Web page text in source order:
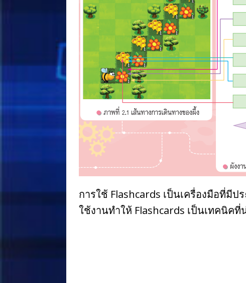
การใช้ Flashcards เป็นเครื่องมือที่มี
ใช้งานทำให้ Flashcards เป็นเทคนิค